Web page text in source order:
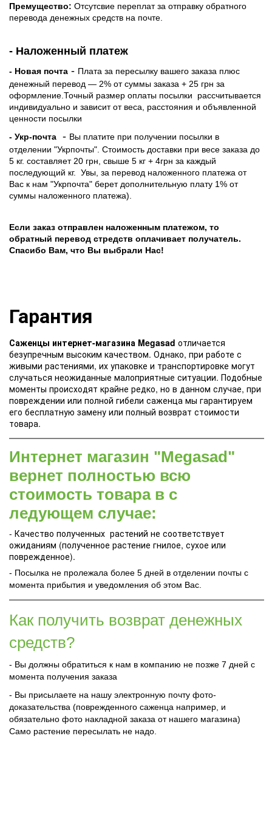
Премущество: Отсутсвие переплат за отправку обратного
перевода денежных средств на почте.
- Наложенный платеж
- Новая почта - Плата за пересылку вашего заказа плюс
денежный перевод — 2% от суммы заказа + 25 грн за
оформление.Точный размер оплаты посылки рассчитывается
индивидуально и зависит от веса, расстояния и объявленной
ценности посылки
- Укр-почта
- Вы платите при получении посылки в
отделении "Укрпочты". Стоимость доставки при весе заказа до
5 кг. составляет 20 грн, свыше 5 кг + 4грн за каждый
последующий кг. Увы, за перевод наложенного платежа от
Вас к нам "Укрпочта" берет дополнительную плату 1% от
суммы наложенного платежа).
Если заказ отправлен наложенным платежом, то
обратный перевод стредств оплачивает получатель.
Спасибо Вам, что Вы выбрали Нас!
Гарантия
Саженцы интернет-магазина Megasad отличается
безупречным высоким качеством. Однако, при работе с
живыми растениями, их упаковке и транспортировке могут
случаться неожиданные малоприятные ситуации. Подобные
моменты происходят крайне редко, но в данном случае, при
повреждении или полной гибели саженца мы гарантируем
его бесплатную замену или полный возврат стоимости
товара.
Интернет магазин "Megasad"
вернет полностью всю
стоимость товара в с
ледующем случае:
- Качество полученных растений не соответствует
ожиданиям (полученное растение гнилое, сухое или
поврежденное).
- Посылка не пролежала более 5 дней в отделении почты с
момента прибытия и уведомления об этом Вас.
Как получить возврат денежных
средств?
- Вы должны обратиться к нам в компанию не позже 7 дней с
момента получения заказа
- Вы присылаете на нашу электронную почту фото-
доказательства (поврежденного саженца например, и
обязательно фото накладной заказа от нашего магазина)
Само растение пересылать не надо.